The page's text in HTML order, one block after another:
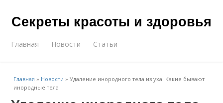
Секреты красоты и здоровья
Главная Новости Статьи
Главная » Новости »Удаление инородного тела из уха. Какие бывают
инородные тела